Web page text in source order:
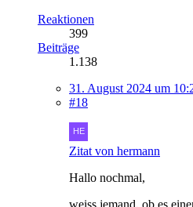
Reaktionen
399
Beiträge
1.138
31. August 2024 um
#18
Zitat von hermann
Hallo nochmal,
weiss jemand, ob es